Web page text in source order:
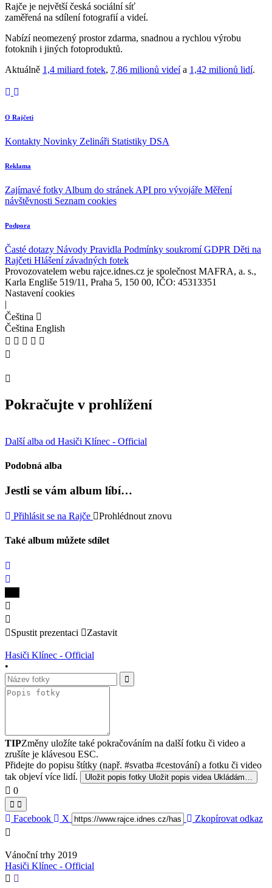
Rajče je největší česká sociální síť
zaměřená na sdílení fotografií a videí.
Nabízí neomezený prostor zdarma, snadnou a rychlou výrobu
fotoknih i jiných fotoproduktů.
Aktuálně 1,4 miliard fotek, 7,86 milionů videía 1,42 milionů lidí.
O Rajčeti
Kontakty Novinky Zelináři Statistiky DSA
Reklama
Zajímavé fotky Album do stránek API pro vývojáře Měření
návštěvnosti Seznam cookies
Podpora
Časté dotazy Návody Pravidla Podmínky soukromíGDPR Děti na
Rajčeti Hlášení závadných fotek
Provozovatelem webu rajce.idnes.cz je společnost MAFRA, a. s.,
Karla Engliše 519/11, Praha 5, 150 00, IČO: 45313351
Nastavení cookies
|
Čeština
Čeština English
Pokračujte v prohlížení
Další alba od Hasiči Klínec - Official
Podobná alba
Jestli se vám album líbí…
Přihlásit se na Rajče Prohlédnout znovu
Také album můžete sdílet
Spustit prezentaci Zastavit
Hasiči Klínec - Official
•
TIPZměny uložíte také pokračováním na další fotku či video a
zrušíte je klávesou ESC.
Přidejte do popisu štítky (např. #svatba #cestování) a fotku či video
tak objeví více lidí.
Uložit popis fotky Uložit popis videa Ukládám…
0
Facebook X Zkopírovat odkaz
Vánoční trhy 2019
Hasiči Klínec - Official